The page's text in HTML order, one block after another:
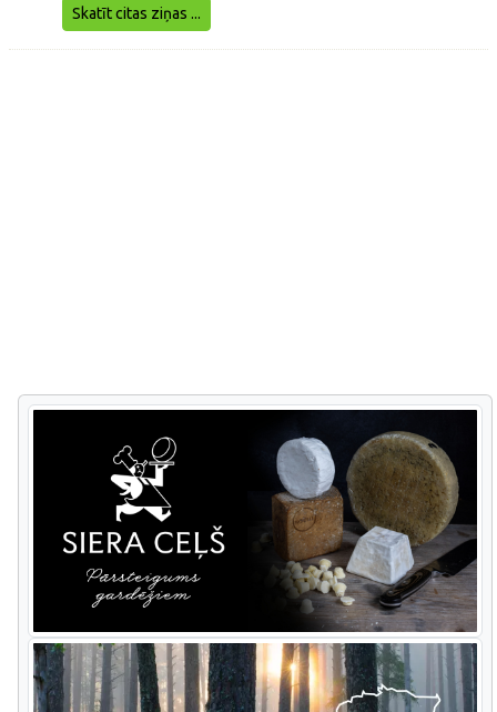
Skatīt citas ziņas ...